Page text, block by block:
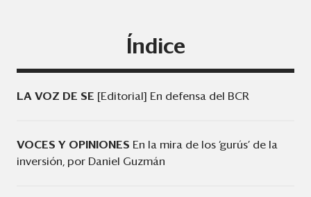
Edición Impresa
Índice
LA VOZ DE SE [Editorial] En defensa del BCR
VOCES Y OPINIONES En la mira de los ‘gurús’ de la
inversión, por Daniel Guzmán